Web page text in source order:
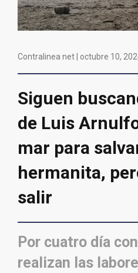
Contralinea net | octubre 10,
Siguen
de Luis
mar para
hermanita,
salir
Por cuatro día
realizan las